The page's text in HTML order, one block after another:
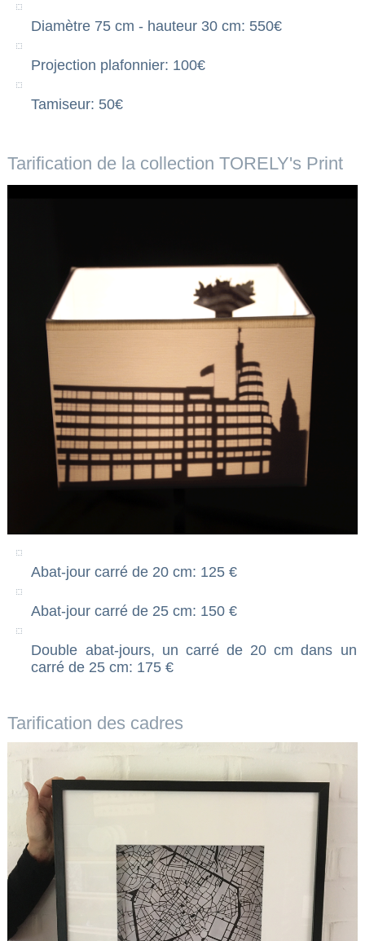
Diamètre 75 cm - hauteur 30 cm: 550€
Projection plafonnier: 100€
Tamiseur: 50€
Tarification de la collection TORELY's Print
Abat-jour carré de 20 cm: 125 €
Abat-jour carré de 25 cm: 150 €
Double abat-jours, un carré de 20 cm dans un
carré de 25 cm: 175 €
Tarification des cadres